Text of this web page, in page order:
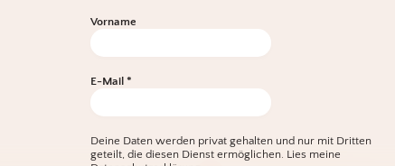
Vorname
E-Mail *
Deine Daten werden privat gehalten und nur mit Dritten
geteilt, die diesen Dienst ermöglichen. Lies meine